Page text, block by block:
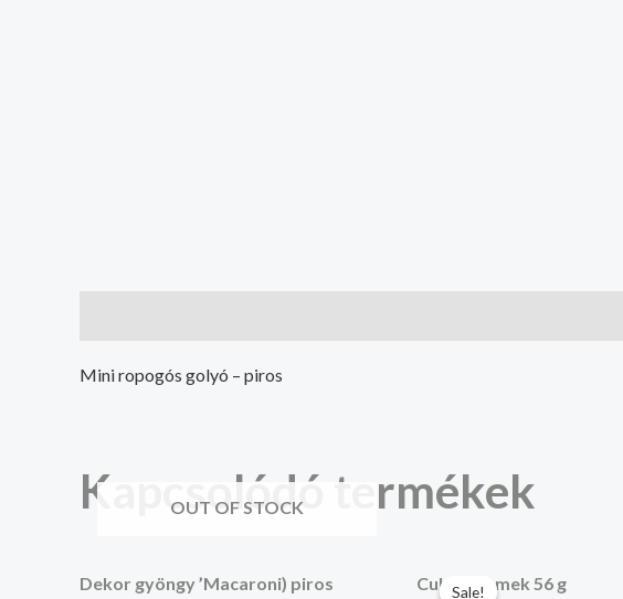
Mini ropogós golyó – piros
Kapcsolódó termékek
OUT OF STOCK
Dekor gyöngy ’Macaroni) piros Sale!
Sale!
Cukorszemek 56 g
price
price